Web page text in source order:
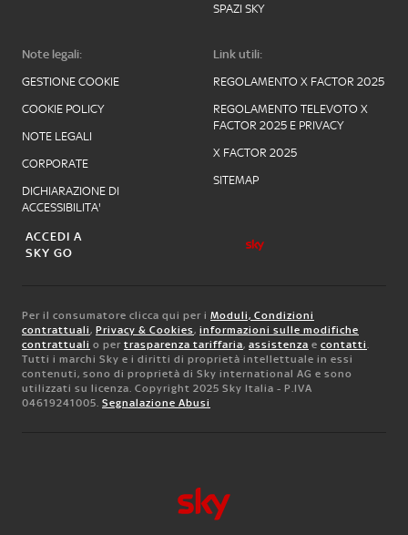
SPAZI SKY
Note legali:
GESTIONE COOKIE
COOKIE POLICY
NOTE LEGALI
CORPORATE
DICHIARAZIONE DI
ACCESSIBILITA'
Link utili:
REGOLAMENTO X FACTOR 2025
REGOLAMENTO TELEVOTO X
FACTOR 2025 E PRIVACY
X FACTOR 2025
SITEMAP
ACCEDI A
SKY GO
Per il consumatore clicca qui per i Moduli, Condizioni
contrattuali, Privacy & Cookies, informazioni sulle modifiche
contrattuali o per trasparenza tariffaria, assistenza e contatti.
Tutti i marchi Sky e i diritti di proprietà intellettuale in essi
contenuti, sono di proprietà di Sky international AG e sono
utilizzati su licenza. Copyright 2025 Sky Italia - P.IVA
04619241005. Segnalazione Abusi